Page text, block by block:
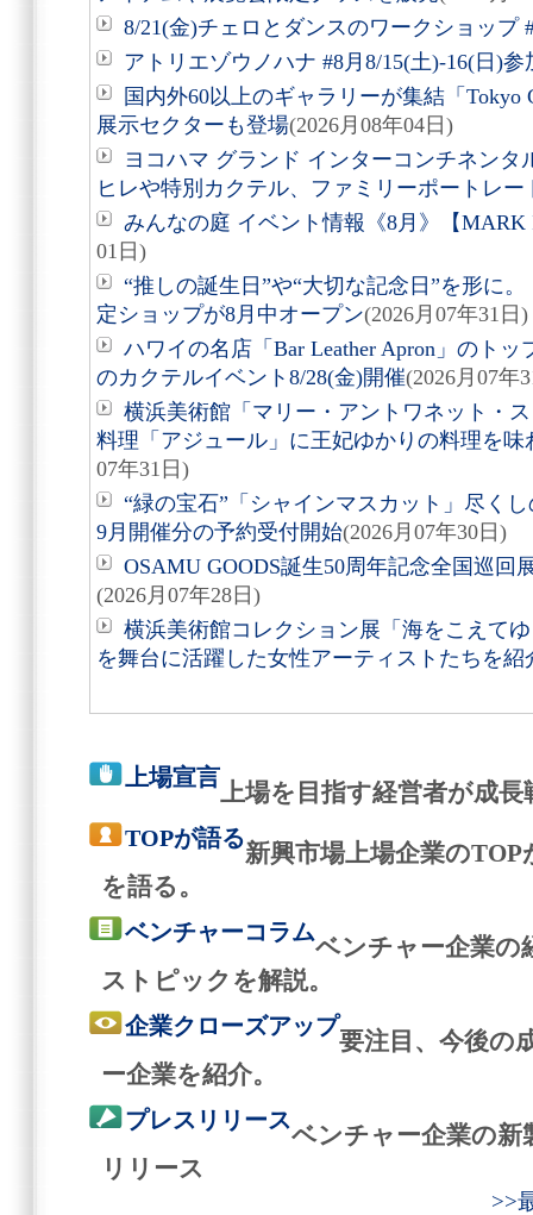
8/21(金)チェロとダンスのワークショップ
アトリエゾウノハナ #8月8/15(土)-16(日)参
国内外60以上のギャラリーが集結「Tokyo
展示セクターも登場(2026月08年04日)
ヨコハマ グランド インターコンチネンタ
ヒレや特別カクテル、ファミリーポートレー
みんなの庭 イベント情報《8月》【MARK
01日)
“推しの誕生日”や“大切な記念日”を形に。
定ショップが8月中オープン(2026月07年31日)
ハワイの名店「Bar Leather Apron」のト
のカクテルイベント8/28(金)開催(2026月07年
横浜美術館「マリー・アントワネット・
料理「アジュール」に王妃ゆかりの料理を
07年31日)
“緑の宝石”「シャインマスカット」尽く
9月開催分の予約受付開始(2026月07年30日)
OSAMU GOODS誕生50周年記念全国巡回
(2026月07年28日)
横浜美術館コレクション展「海をこえて
を舞台に活躍した女性アーティストたちを紹
上場宣言
上場を目指す経営者が成
TOPが語る
新興市場上場企業の
を語る。
ベンチャーコラム
ベンチャー企業の
ストピックを解説。
企業クローズアップ
要注目、今後の
ー企業を紹介。
プレスリリース
ベンチャー企業の新
リリース
>>